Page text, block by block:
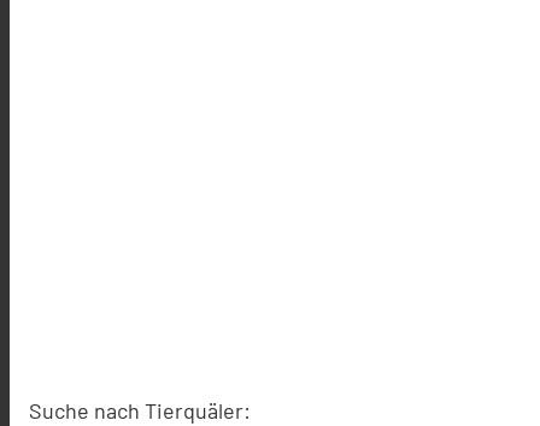
Suche nach Tierquäler: